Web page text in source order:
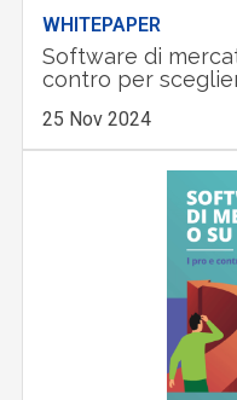
WHITEPAPER
Software di
contro per
25 Nov 2024